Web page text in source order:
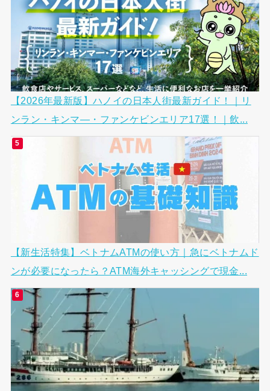
【2026年最新版】ハノイの日本人街最新ガイド！｜リ
ンラン・キンマ―・ファンケビンエリア17選！｜飲...
【新生活特集】ベトナムATMの使い方｜急にベトナムド
ンが必要になったら？ATM海外キャッシングで現金...